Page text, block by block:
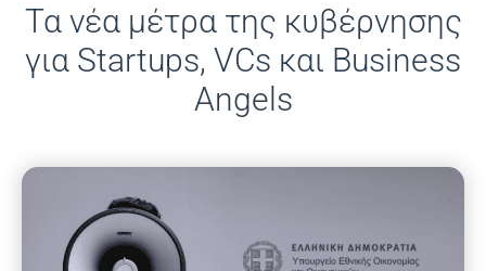
Τα νέα μέτρα της κυβέρνησης
για Startups, VCs και Business
Angels